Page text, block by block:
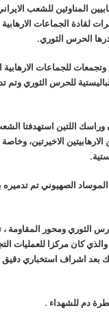
المناوئين للشعب
لقادة الجماعات
للجماعات الارهابية
للحرس الثوري وتم
اللتين استهدفتا
الاخيرتين،
الصهيوني تم تدميره
الثوري ومحور المقاومة
كان مركزا للعمليات
بعد اشراف استخباري
دم للشهداء .